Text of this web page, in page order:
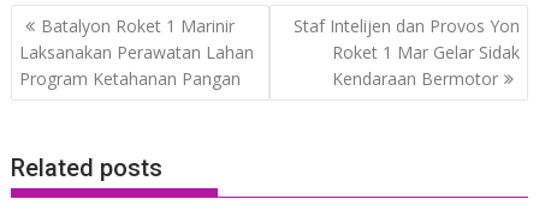
Post
navigation
Batalyon Roket 1 Marinir
Laksanakan Perawatan Lahan
Program Ketahanan Pangan
Staf Intelijen dan Provos Yon
Roket 1 Mar Gelar Sidak
Kendaraan Bermotor
Related posts